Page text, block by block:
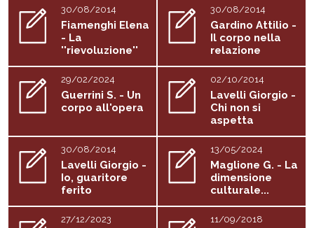
30/08/2014
Fiamenghi Elena
- La
''rievoluzione''
pacifica:...
30/08/2014
Gardino Attilio -
Il corpo nella
relazione
d'aiuto
29/02/2024
Guerrini S. - Un
corpo all'opera
02/10/2014
Lavelli Giorgio -
Chi non si
aspetta
l'inaspettato...
30/08/2014
Lavelli Giorgio -
Io, guaritore
ferito
13/05/2024
Maglione G. - La
dimensione
culturale...
27/12/2023 11/09/2018